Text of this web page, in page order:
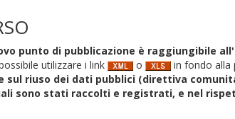
punto di pubblicazione è raggiungibile
utilizzare i link
o in fondo alla
riuso dei dati pubblici (direttiva
sono stati raccolti e registrati, e nel